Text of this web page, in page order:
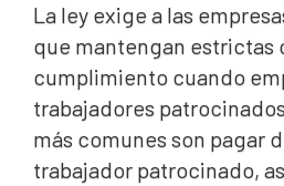
La ley exige a las
que mantengan estrictas
cumplimiento cuando
trabajadores
más comunes son pagar
trabajador patrocinado,